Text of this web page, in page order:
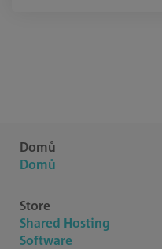
Domů
Domů
Store
Shared Hosting
Software